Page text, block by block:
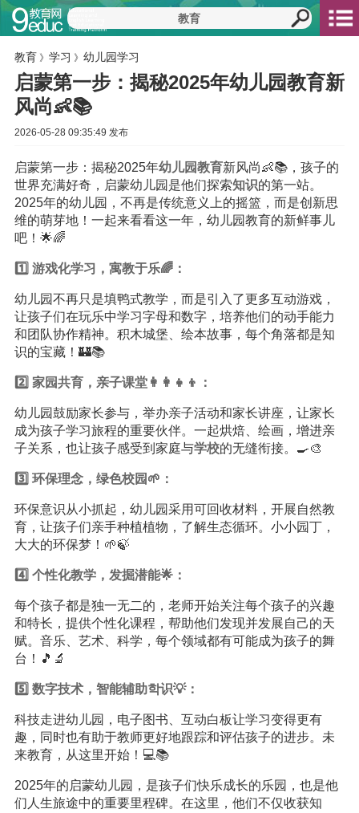
教育 》 学习 》 幼儿园学习
启蒙第一步：揭秘2025年幼儿园教育新
风尚👶📚
2026-05-28 09:35:49 发布
启蒙第一步：揭秘2025年幼儿园教育新风尚👶📚，孩子的
世界充满好奇，启蒙幼儿园是他们探索知识的第一站。
2025年的幼儿园，不再是传统意义上的摇篮，而是创新思
维的萌芽地！一起来看看这一年，幼儿园教育的新鲜事儿
吧！🌟🌈
1️⃣ 游戏化学习 ，寓教于乐🌈：
幼儿园不再只是填鸭式教学，而是引入了更多互动游戏，
让孩子们在玩乐中学习字母和数字，培养他们的动手能力
和团队协作精神。积木城堡、绘本故事，每个角落都是知
识的宝藏！🏰📚
2️⃣ 家园共育，亲子课堂👩‍👩‍👧‍👦：
幼儿园鼓励家长参与，举办亲子活动和家长讲座，让家长
成为孩子学习旅程的重要伙伴。一起烘焙、绘画，增进亲
子关系，也让孩子感受到家庭与学校的无缝衔接。🍳🎨
3️⃣ 环保理念，绿色校园🌱：
环保意识从小抓起，幼儿园采用可回收材料，开展自然教
育，让孩子们亲手种植植物，了解生态循环。小小园丁，
大大的环保梦！🌱🍃
4️⃣ 个性化教学，发掘潜能🌟：
每个孩子都是独一无二的，老师开始关注每个孩子的兴趣
和特长，提供个性化课程，帮助他们发现并发展自己的天
赋。音乐、艺术、科学，每个领域都有可能成为孩子的舞
台！🎵🔬
5️⃣ 数字技术，智能辅助학识💡：
科技走进幼儿园，电子图书、互动白板让学习变得更有
趣，同时也有助于教师更好地跟踪和评估孩子的进步。未
来教育，从这里开始！💻📚
2025年的启蒙幼儿园，是孩子们快乐成长的乐园，也是他
们人生旅途中的重要里程碑。在这里，他们不仅收获知